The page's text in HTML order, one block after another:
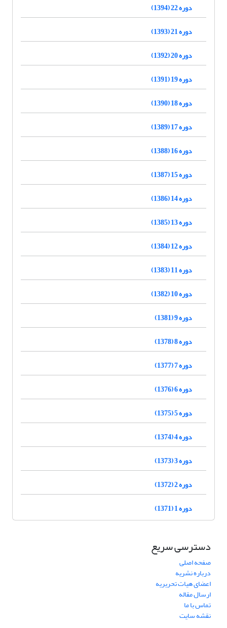
دوره 22 (1394)
دوره 21 (1393)
دوره 20 (1392)
دوره 19 (1391)
دوره 18 (1390)
دوره 17 (1389)
دوره 16 (1388)
دوره 15 (1387)
دوره 14 (1386)
دوره 13 (1385)
دوره 12 (1384)
دوره 11 (1383)
دوره 10 (1382)
دوره 9 (1381)
دوره 8 (1378)
دوره 7 (1377)
دوره 6 (1376)
دوره 5 (1375)
دوره 4 (1374)
دوره 3 (1373)
دوره 2 (1372)
دوره 1 (1371)
دسترسی سریع
صفحه اصلی
درباره نشریه
اعضای هیات تحریریه
ارسال مقاله
تماس با ما
نقشه سایت